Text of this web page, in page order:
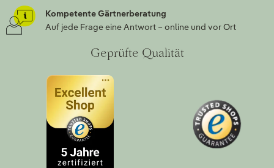
Kompetente Gärtnerberatung
Auf jede Frage eine Antwort – online und vor Ort
Geprüfte Qualität